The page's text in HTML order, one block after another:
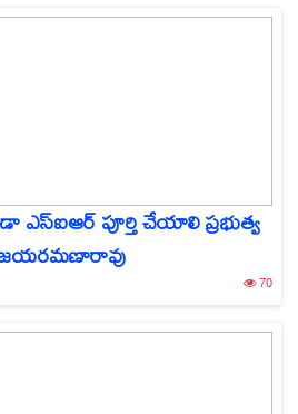
ఎస్‌ఐఆర్ పూర్తి చేయాలి ప్రభుత్వ
విజయరమణారావు
70